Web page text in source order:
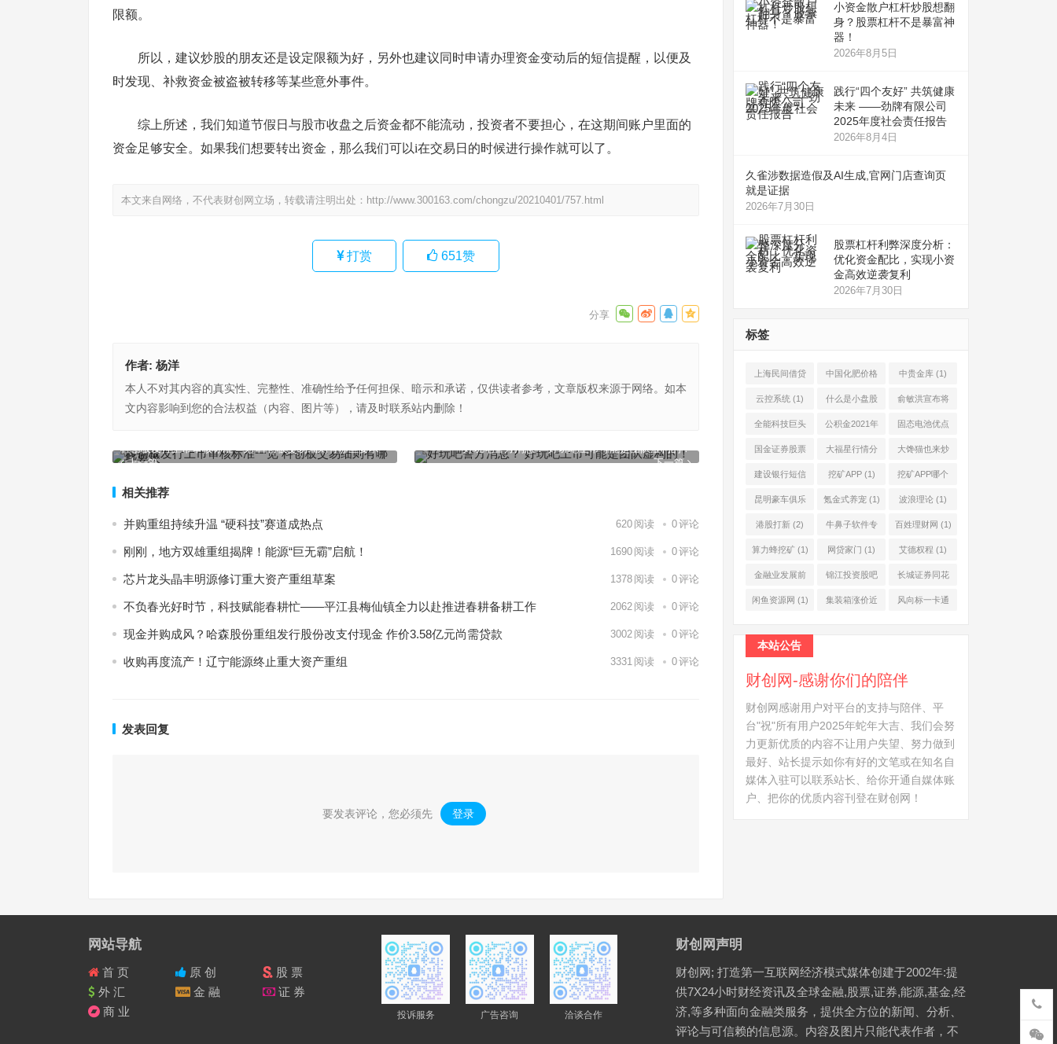
限额。
所以，建议炒股的朋友还是设定限额为好，另外也建议同时申请办理资金变动后的短信提醒，以便及
时发现、补救资金被盗被转移等某些意外事件。
综上所述，我们知道节假日与股市收盘之后资金都不能流动，投资者不要担心，在这期间账户里面的
资金足够安全。如果我们想要转出资金，那么我们可以i在交易日的时候进行操作就可以了。
本文来自网络，不代表财创网立场，转载请注明出处： http://www.300163.com/chongzu/20210401/757.html
打赏 651赞
作者: 杨洋
本人不对其内容的真实性、完整性、准确性给予任何担保、暗示和承诺，仅供读者参考，文章版权来源于网络。如本
文内容影响到您的合法权益（内容、图片等），请及时联系站内删除！
上一篇
科创板发行上市审核标准一览 科创板交易细则有哪些要求
下一篇
好玩吧警方消息？ 好玩吧上市可能是团队虚构的！
相关推荐
并购重组持续升温 “硬科技”赛道成热点 620 阅读 0评论
刚刚，地方双雄重组揭牌！能源“巨无霸”启航！ 1690 阅读 0评论
芯片龙头晶丰明源修订重大资产重组草案 1378 阅读 0评论
不负春光好时节，科技赋能春耕忙——平江县梅仙镇全力以赴推进春耕备耕工作 2062 阅读 0评论
现金并购成风？哈森股份重组发行股份改支付现金 作价3.58亿元尚需贷款 3002 阅读 0评论
收购再度流产！辽宁能源终止重大资产重组 3331 阅读 0评论
发表回复
要发表评论，您必须先 登录 。
小资金散户杠杆炒股想翻
身？股票杠杆不是暴富神
器！
2026年8月5日
践行“四个友好” 共筑健康
未来 ——劲牌有限公司
2025年度社会责任报告
2026年8月4日
久雀涉数据造假及AI生成,官网门店查询页
就是证据
2026年7月30日
股票杠杆利弊深度分析：
优化资金配比，实现小资
金高效逆袭复利
2026年7月30日
标签
上海民间借贷
公司(1)
中国化肥价格
网(1)
中贵金库 (1)
云控系统 (1) 什么是小盘股
(2)
俞敏洪宣布将
退休(1)
全能科技巨头
(1)
公积金2021年
起不允许提取
固态电池优点
(1)
国金证券股票
(2)
大福星行情分
析系统(1)
大馋猫也来炒
股票(1)
建设银行短信
服务费(1)
挖矿APP(1) 挖矿APP哪个
靠谱(1)
昆明豪车俱乐
部(1)
氪金式养宠(1) 波浪理论 (1)
港股打新 (2) 牛鼻子软件专
业版(1)
百姓理财网 (1)
算力蜂挖矿(1) 网贷家门 (1) 艾德权程 (1)
金融业发展前
景(1)
锦江投资股吧
(1)
长城证券同花
顺(1)
闲鱼资源网 (1) 集装箱涨价近 风向标一卡通
本站公告
财创网-感谢你们的陪伴
财创网感谢用户对平台的支持与陪伴、平
台"祝"所有用户2025年蛇年大吉、我们会努
力更新优质的内容不让用户失望、努力做到
最好、站长提示如你有好的文笔或在知名自
媒体入驻可以联系站长、给你开通自媒体账
户、把你的优质内容刊登在财创网！
网站导航
首 页 原 创
股 票
外 汇
金 融
证 券
商 业
投诉服务 广告咨询 洽谈合作
财创网声明
财创网; 打造第一互联网经济模式媒体创建于2002年:提
供7X24小时财经资讯及全球金融,股票,证券,能源,基金,经
济,等多种面向金融类服务，提供全方位的新闻、分析、
评论与可信赖的信息源。内容及图片只能代表作者，不